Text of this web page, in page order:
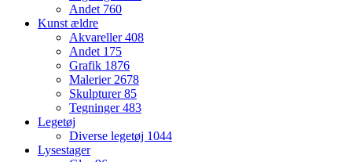
Andet 760
Kunst ældre
Akvareller408
Andet 175
Grafik 1876
Malerier2678
Skulpturer85
Tegninger483
Legetøj
Diverse legetøj 1044
Lysestager